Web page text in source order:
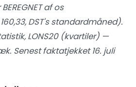
af os
DST's standardmåned).
LONS20 (kvartiler) —
. Senest faktatjekket 16. juli